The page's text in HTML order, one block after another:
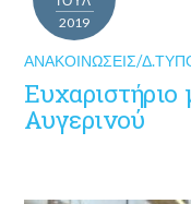
2019
ΑΝΑΚΟΙΝΏΣΕΙΣ/
Ευχαριστήριο
Αυγερινού